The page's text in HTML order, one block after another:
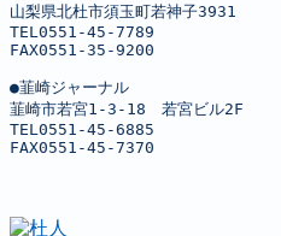
山梨県北杜市須玉町若神子3931
TEL0551-45-7789
FAX0551-35-9200
●韮崎ジャーナル
韮崎市若宮1-3-18　若宮ビル2F
TEL0551-45-6885
FAX0551-45-7370